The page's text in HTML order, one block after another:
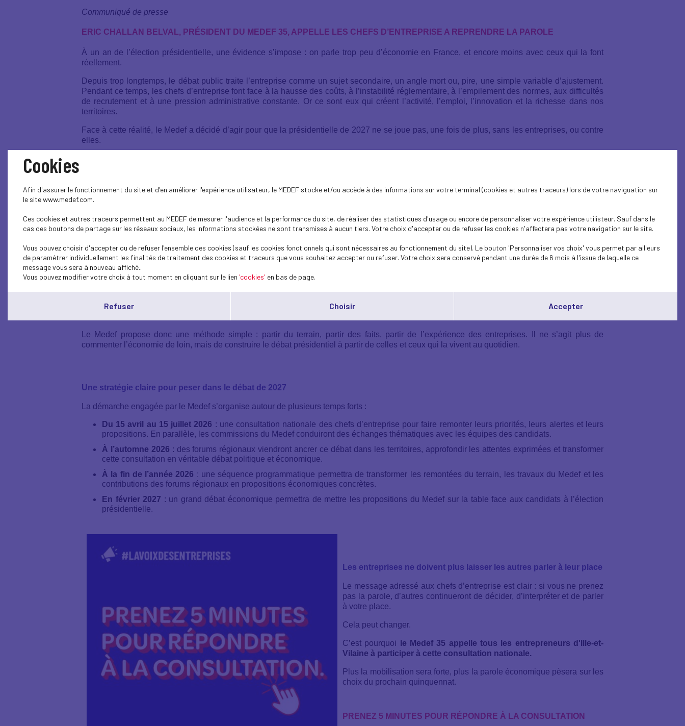
Communiqué de presse
ERIC CHALLAN BELVAL, PRÉSIDENT DU MEDEF 35, APPELLE LES CHEFS D’ENTREPRISE A REPRENDRE LA PAROLE
À un an de l’élection présidentielle, une évidence s’impose : on parle trop peu d’économie en France, et encore moins avec ceux qui la font
réellement.
Depuis trop longtemps, le débat public traite l’entreprise comme un sujet secondaire, un angle mort ou, pire, une simple variable d’ajustement.
Pendant ce temps, les chefs d’entreprise font face à la hausse des coûts, à l’instabilité réglementaire, à l’empilement des normes, aux difficultés
de recrutement et à une pression administrative constante. Or ce sont eux qui créent l’activité, l’emploi, l’innovation et la richesse dans nos
territoires.
Face à cette réalité, le Medef a décidé d’agir pour que la présidentielle de 2027 ne se joue pas, une fois de plus, sans les entreprises, ou contre
elles.
Le décalage est devenu intenable.
D’un côté, les Français attendent beaucoup de l’entreprise : qu’elle crée des emplois, qu’elle forme, investisse, produise, innove et fasse vivre
les territoires. De l’autre, la sphère politique et la puissance publique continuent trop souvent à compliquer la vie de ceux qui entreprennent, tout
en prétendant les soutenir.
On ne peut pas appeler de ses vœux plus d’activité, plus d’emplois, plus d’industrie et plus de croissance, tout en continuant à entraver celles et
Le Medef propose donc une méthode simple : partir du terrain, partir des faits, partir de l’expérience des entreprises. Il ne s’agit plus de
commenter l’économie de loin, mais de construire le débat présidentiel à partir de celles et ceux qui la vivent au quotidien.
Une stratégie claire pour peser dans le débat de 2027
La démarche engagée par le Medef s’organise autour de plusieurs temps forts :
Du 15 avril au 15 juillet 2026 : une consultation nationale des chefs d’entreprise pour faire remonter leurs priorités, leurs alertes et leurs
propositions. En parallèle, les commissions du Medef conduiront des échanges thématiques avec les équipes des candidats.
À l’automne 2026 : des forums régionaux viendront ancrer ce débat dans les territoires, approfondir les attentes exprimées et transformer
cette consultation en véritable débat politique et économique.
À la fin de l’année 2026 : une séquence programmatique permettra de transformer les remontées du terrain, les travaux du Medef et les
contributions des forums régionaux en propositions économiques concrètes.
En février 2027 : un grand débat économique permettra de mettre les propositions du Medef sur la table face aux candidats à l’élection
présidentielle.
Les entreprises ne doivent plus laisser les autres parler à leur place
Le message adressé aux chefs d’entreprise est clair : si vous ne prenez
pas la parole, d’autres continueront de décider, d’interpréter et de parler
à votre place.
Cela peut changer.
C’est pourquoi
le Medef 35 appelle tous les entrepreneurs d'Ille-et-
Vilaine à participer à cette consultation nationale.
Plus la mobilisation sera forte, plus la parole économique pèsera sur les
choix du prochain quinquennat.
PRENEZ 5 MINUTES POUR RÉPONDRE À LA CONSULTATION
Cookies
Afin d'assurer le fonctionnement du site et d'en améliorer l'expérience utilisateur, le MEDEF stocke et/ou accède à des informations sur votre terminal (cookies et autres traceurs) lors de votre naviguation sur
le site www.medef.com.
Ces cookies et autres traceurs permettent au MEDEF de mesurer l'audience et la performance du site, de réaliser des statistiques d'usage ou encore de personnaliser votre expérience utilisteur. Sauf dans le
cas des boutons de partage sur les réseaux sociaux, les informations stockées ne sont transmises à aucun tiers. Votre choix d'accepter ou de refuser les cookies n'affectera pas votre navigation sur le site.
Vous pouvez choisir d'accepter ou de refuser l'ensemble des cookies (sauf les cookies fonctionnels qui sont nécessaires au fonctionnement du site). Le bouton 'Personnaliser vos choix' vous permet par ailleurs
de paramétrer individuellement les finalités de traitement des cookies et traceurs que vous souhaitez accepter ou refuser. Votre choix sera conservé pendant une durée de 6 mois à l'issue de laquelle ce
message vous sera à nouveau affiché..
Vous pouvez modifier votre choix à tout moment en cliquant sur le lien 'cookies' en bas de page.
Refuser Choisir Accepter